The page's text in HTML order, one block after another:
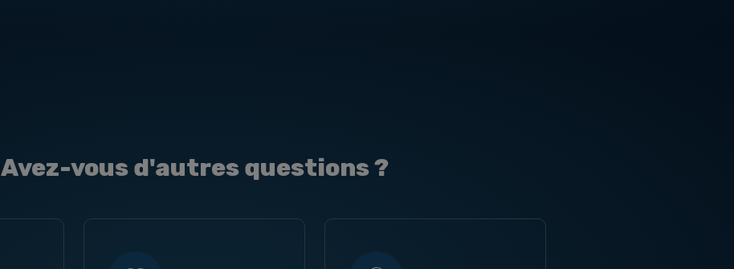
Avez-vous d'autres questions ?